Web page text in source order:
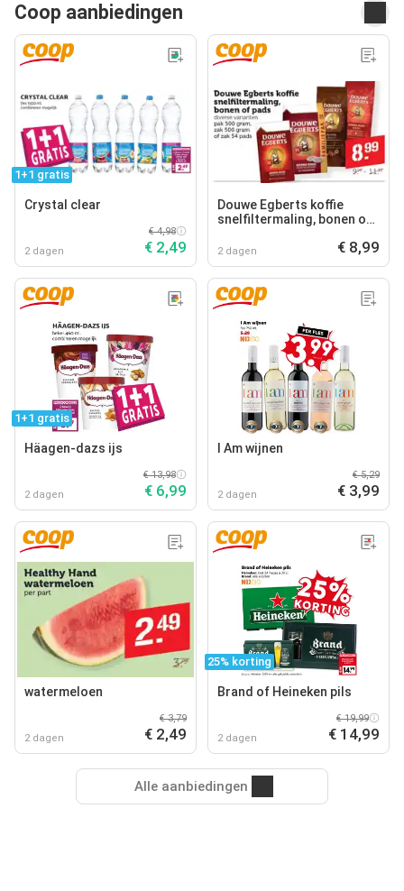
Coop aanbiedingen
1+1 gratis
Crystal clear
2 dagen
€ 4,98
€ 2,49
Douwe Egberts koffie
snelfiltermaling, bonen of
2 dagen € 8,99
1+1 gratis
Häagen-dazs ijs
2 dagen
€ 13,98
€ 6,99
I Am wijnen
2 dagen
€ 5,29
€ 3,99
watermeloen
2 dagen
€ 3,79
€ 2,49
25% korting
Brand of Heineken pils
2 dagen
€ 19,99
€ 14,99
Alle aanbiedingen